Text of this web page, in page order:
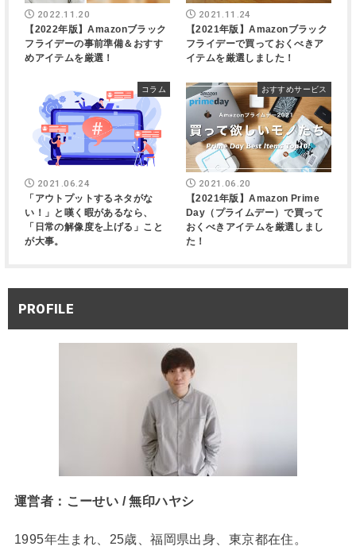
2022.11.20
【2022年版】Amazonブラック
フライデーの事前準備＆おすす
めアイテムを厳選！
2021.11.24
【2021年版】Amazonブラック
フライデーで買っておくべきア
イテムを厳選しました！
コラム
2021.06.24
「アウトプットするネタがな
い！」と嘆く暇があるなら、
「日常の解像度を上げる」こと
が大事。
おすすめサービス
2021.06.20
【2021年版】Amazon Prime
Day（プライムデー）で買って
おくべきアイテムを厳選しまし
た！
PROFILE
運営者：こーせい / 無印ハヤシ
1995年生まれ、25歳、福岡県出身、東京都在住。